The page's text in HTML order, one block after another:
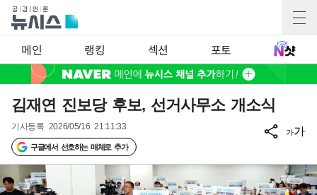
메인 랭킹 섹션 포토
김재연 진보당 후보, 선거사무소 개소식
기사등록 2026/05/16 21:11:33
구글에서 선호하는 매체로 추가
가가